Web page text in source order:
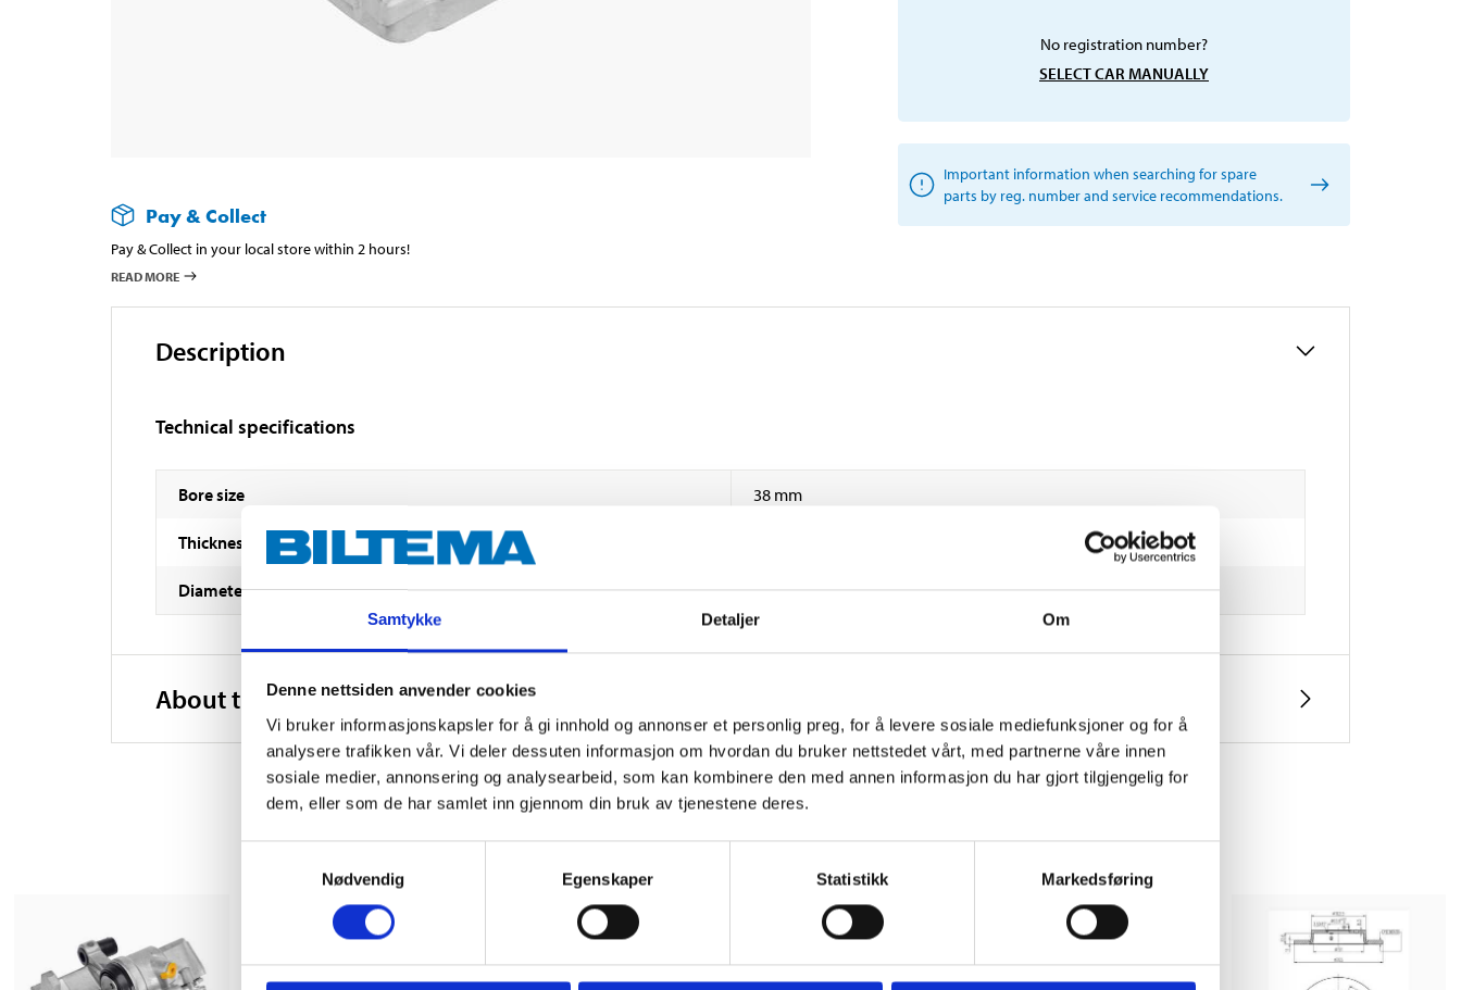
Samtykke Detaljer Om
Denne nettsiden anvender cookies
Vi bruker informasjonskapsler for å gi innhold og annonser et personlig preg, for å levere sosiale mediefunksjoner og for å
analysere trafikken vår. Vi deler dessuten informasjon om hvordan du bruker nettstedet vårt, med partnerne våre innen
sosiale medier, annonsering og analysearbeid, som kan kombinere den med annen informasjon du har gjort tilgjengelig for
dem, eller som de har samlet inn gjennom din bruk av tjenestene deres.
Nødvendig
Egenskaper Statistikk Markedsføring
Pay & Collect
Pay & Collect in your local store within 2 hours!
READ MORE
No registration number?
SELECT CAR MANUALLY
Important information when searching for spare
parts by reg. number and service recommendations.
Description
Technical specifications
Bore size 38 mm
Thickness
Diameter 265 mm
About the manufacturer
Other customers also bought